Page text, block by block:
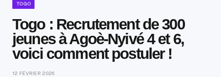
TOGO
Togo : Recrutement de 300
jeunes à Agoè-Nyivé 4 et 6,
voici comment postuler !
12 FÉVRIER 2026